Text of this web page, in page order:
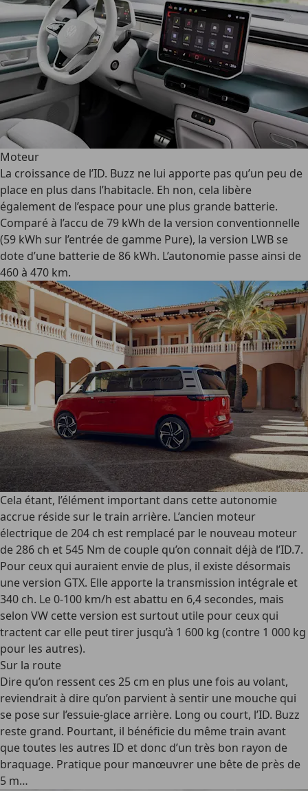
Moteur
La croissance de l’ID. Buzz ne lui apporte pas qu’un peu de
place en plus dans l’habitacle. Eh non, cela libère
également de l’espace pour une plus grande batterie.
Comparé à l’accu de 79 kWh de la version conventionnelle
(59 kWh sur l’entrée de gamme Pure), la version LWB se
dote d’une batterie de 86 kWh. L’autonomie passe ainsi de
460 à 470 km.
Cela étant, l’élément important dans cette autonomie
accrue réside sur le train arrière. L’ancien moteur
électrique de 204 ch est remplacé par le nouveau moteur
de 286 ch et 545 Nm de couple qu’on connait déjà de l’ID.7.
Pour ceux qui auraient envie de plus, il existe désormais
une version GTX. Elle apporte la transmission intégrale et
340 ch. Le 0-100 km/h est abattu en 6,4 secondes, mais
selon VW cette version est surtout utile pour ceux qui
tractent car elle peut tirer jusqu’à 1 600 kg (contre 1 000 kg
pour les autres).
Sur la route
Dire qu’on ressent ces 25 cm en plus une fois au volant,
reviendrait à dire qu’on parvient à sentir une mouche qui
se pose sur l’essuie-glace arrière. Long ou court, l’ID. Buzz
reste grand. Pourtant, il bénéficie du même train avant
que toutes les autres ID et donc d’un très bon rayon de
braquage. Pratique pour manœuvrer une bête de près de
5 m…